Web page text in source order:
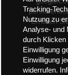
Erhalten
Tracking-
Nutzung zu
Analyse- und
durch Klicken
Einwilligung
Einwilligung
widerrufen.